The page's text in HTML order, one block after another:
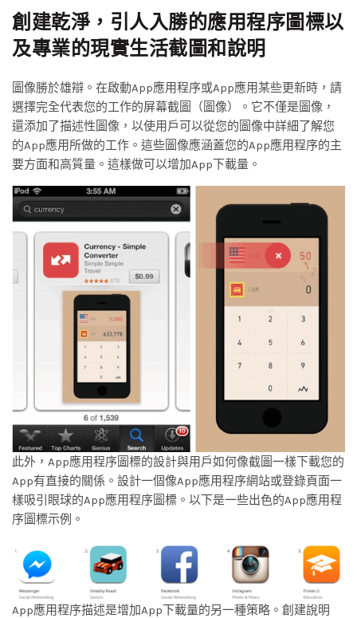
創建乾淨，引人入勝的應用程序圖標以
及專業的現實生活截圖和說明
圖像勝於雄辯。在啟動App應用程序或App應用某些更新時，請
選擇完全代表您的工作的屏幕截圖（圖像）。它不僅是圖像，
還添加了描述性圖像，以使用戶可以從您的圖像中詳細了解您
的App應用所做的工作。這些圖像應涵蓋您的App應用程序的主
要方面和高質量。這樣做可以增加App下載量。
此外，App應用程序圖標的設計與用戶如何像截圖一樣下載您的
App有直接的關係。設計一個像App應用程序網站或登錄頁面一
樣吸引眼球的App應用程序圖標。以下是一些出色的App應用程
序圖標示例。
App應用程序描述是增加App下載量的另一種策略。創建說明